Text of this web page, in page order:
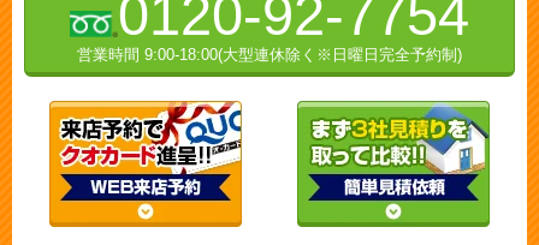
0120-92-7754
営業時間 9:00-18:00(大型連休除く※日曜日完全予約制)